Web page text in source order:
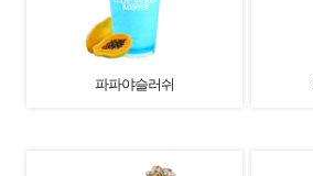
파파야슬러쉬